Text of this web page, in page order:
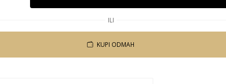
ILI
KUPI ODMAH